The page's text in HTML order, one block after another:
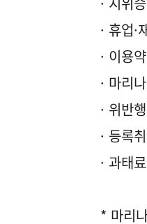
· 휴업·
· 이용
· 마리
· 위반
· 등록
· 과태
* 마리